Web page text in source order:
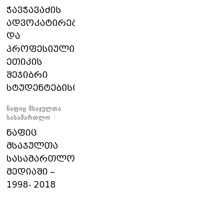
ჭავჭავაძის
ადვოკატირებისა
და
პროფესიული
ეთიკის
შეჯიბრი
სტუდენტებისთვის
ᲜᲐᲤᲘᲪ ᲛᲡᲐᲯᲣᲚᲗᲐ
ᲡᲐᲡᲐᲛᲐᲠᲗᲚᲝ /
ნაფიც
მსაჯულთა
სასამართლო
მედიაში –
1998- 2018